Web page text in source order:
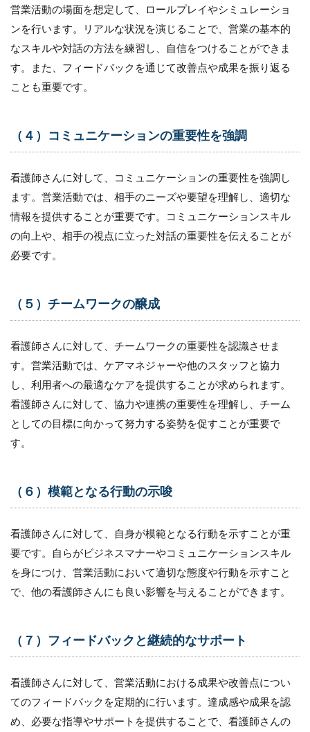
営業活動の場面を想定して、ロールプレイやシミュレーショ
ンを行います。リアルな状況を演じることで、営業の基本的
なスキルや対話の方法を練習し、自信をつけることができま
す。また、フィードバックを通じて改善点や成果を振り返る
ことも重要です。
（４）コミュニケーションの重要性を強調
看護師さんに対して、コミュニケーションの重要性を強調し
ます。営業活動では、相手のニーズや要望を理解し、適切な
情報を提供することが重要です。コミュニケーションスキル
の向上や、相手の視点に立った対話の重要性を伝えることが
必要です。
（５）チームワークの醸成
看護師さんに対して、チームワークの重要性を認識させま
す。営業活動では、ケアマネジャーや他のスタッフと協力
し、利用者への最適なケアを提供することが求められます。
看護師さんに対して、協力や連携の重要性を理解し、チーム
としての目標に向かって努力する姿勢を促すことが重要で
す。
（６）模範となる行動の示唆
看護師さんに対して、自身が模範となる行動を示すことが重
要です。自らがビジネスマナーやコミュニケーションスキル
を身につけ、営業活動において適切な態度や行動を示すこと
で、他の看護師さんにも良い影響を与えることができます。
（７）フィードバックと継続的なサポート
看護師さんに対して、営業活動における成果や改善点につい
てのフィードバックを定期的に行います。達成感や成果を認
め、必要な指導やサポートを提供することで、看護師さんの